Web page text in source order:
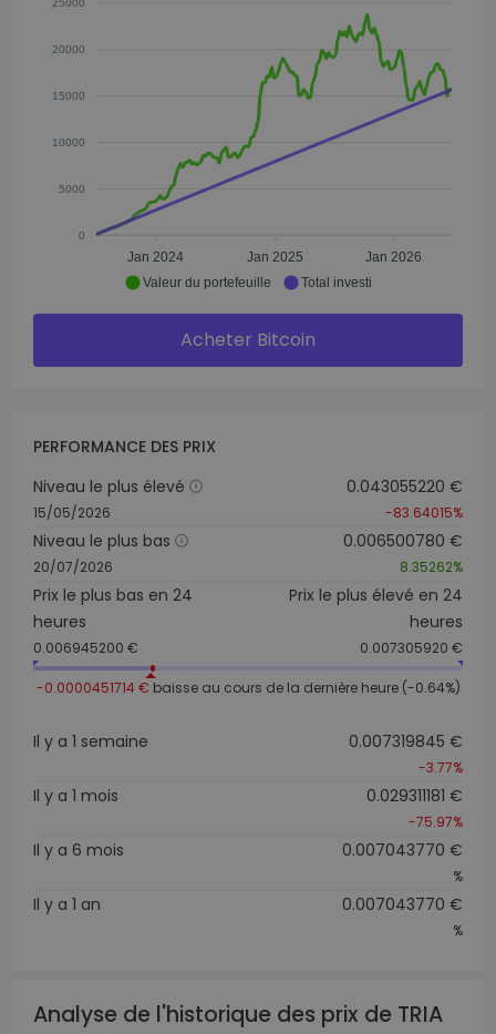
25000
20000
15000
10000
5000
0
Jan 2024 Jan 2025 Jan 2026
Valeur du portefeuille Total investi
Acheter Bitcoin
PERFORMANCE DES PRIX
Niveau le plus élevé
15/05/2026
0.043055220 €
-83.64015%
Niveau le plus bas
20/07/2026
0.006500780 €
8.35262%
Prix le plus bas en 24
heures
0.006945200 €
Prix le plus élevé en 24
heures
0.007305920 €
-0.0000451714 € baisse au cours de la dernière heure (-0.64%)
Il y a 1 semaine 0.007319845 €
-3.77%
Il y a 1 mois 0.029311181 €
-75.97%
Il y a 6 mois 0.007043770 €
%
Il y a 1 an 0.007043770 €
%
Analyse de l'historique des prix de TRIA